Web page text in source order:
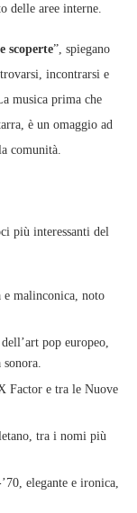
delle aree interne.
scoperte”, spiegano
incontrarsi e
musica prima che
è un omaggio ad
comunità.
più interessanti del
e malinconica, noto
pop europeo,
Factor e tra le Nuove
tra i nomi più
elegante e ironica,